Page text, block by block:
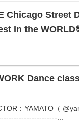
Chicago Street
In the
Dance
：YAMATO（
...